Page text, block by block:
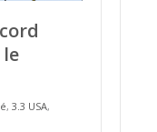
, 3.3 USA,